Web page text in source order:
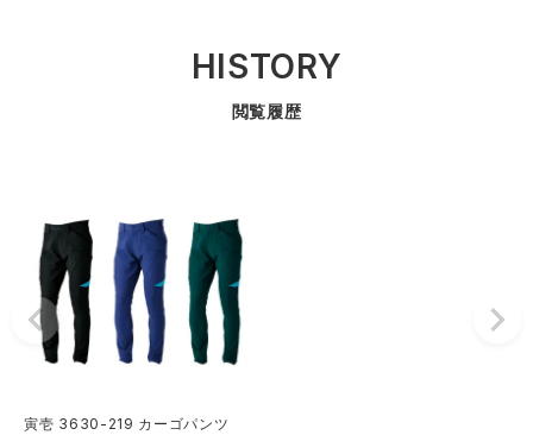
HISTORY
閲覧履歴
寅壱 3630-219 カーゴパンツ